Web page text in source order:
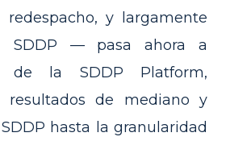
redespacho, y largamente
SDDP — pasa ahora a
de la SDDP Platform,
resultados de mediano y
hasta la granularidad